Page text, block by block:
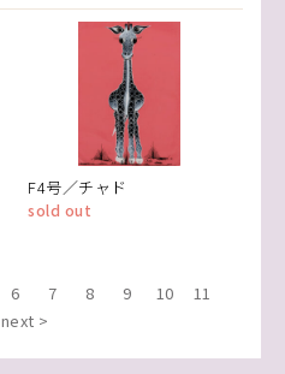
F4号／チャド
sold out
6 7 8 9 10
11
next >